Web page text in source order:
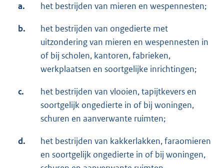
a. het bestrijden van mieren en wespennesten;
b.
het bestrijden van ongedierte met
uitzondering van mieren en wespennesten in
of bij scholen, kantoren, fabrieken,
werkplaatsen en soortgelijke inrichtingen;
c.
het bestrijden van vlooien, tapijtkevers en
soortgelijk ongedierte in of bij woningen,
schuren en aanverwante ruimten;
d.
het bestrijden van kakkerlakken, faraomieren
en soortgelijk ongedierte in of bij woningen,